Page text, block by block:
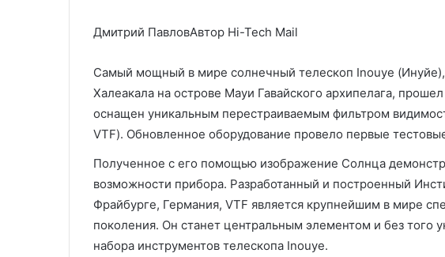
Дмитрий ПавловАвтор Hi-Tech Mail
Самый мощный в мире солнечный телескоп Inouye
Халеакала на острове Мауи Гавайского архипелага,
оснащен уникальным перестраиваемым фильтром
VTF). Обновленное оборудование провело первые
Полученное с его помощью изображение Солнца
возможности прибора. Разработанный и построенный
Фрайбурге, Германия, VTF является крупнейшим в мире
поколения. Он станет центральным элементом и без того
набора инструментов телескопа Inouye.